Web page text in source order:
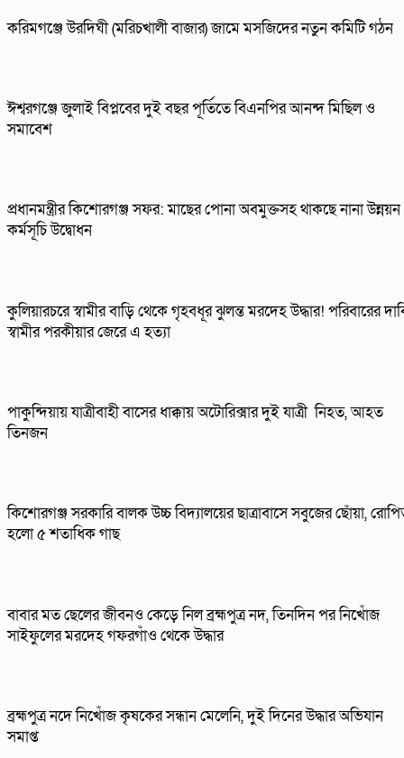
করিমগঞ্জে উরদিঘী (মরিচখালী বাজার) জামে মসজিদের নতুন কমিটি গঠন
ঈশ্বরগঞ্জে জুলাই বিপ্লবের দুই বছর পূর্তিতে বিএনপির আনন্দ মিছিল ও
সমাবেশ
প্রধানমন্ত্রীর কিশোরগঞ্জ সফর: মাছের পোনা অবমুক্তসহ থাকছে নানা উন্নয়ন
কর্মসূচি উদ্বোধন
কুলিয়ারচরে স্বামীর বাড়ি থেকে গৃহবধূর ঝুলন্ত মরদেহ উদ্ধার! পরিবারের
স্বামীর পরকীয়ার জেরে এ হত্যা
পাকুন্দিয়ায় যাত্রীবাহী বাসের ধাক্কায় অটোরিক্সার দুই যাত্রী নিহত, আহত
তিনজন
কিশোরগঞ্জ সরকারি বালক উচ্চ বিদ্যালয়ের ছাত্রাবাসে সবুজের ছোঁয়া,
হলো ৫ শতাধিক গাছ
বাবার মত ছেলের জীবনও কেড়ে নিল ব্রহ্মপুত্র নদ, তিনদিন পর নিখোঁজ
সাইফুলের মরদেহ গফরগাঁও থেকে উদ্ধার
ব্রহ্মপুত্র নদে নিখোঁজ কৃষকের সন্ধান মেলেনি, দুই দিনের উদ্ধার অভিযান
সমাপ্ত